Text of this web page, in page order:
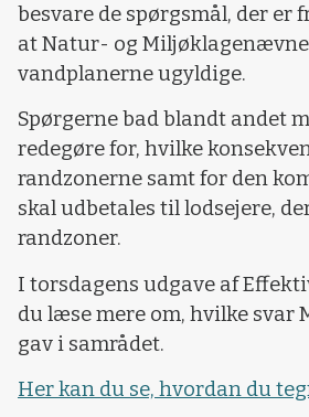
besvare de spørgsmål, der er
at Natur- og
vandplanerne ugyldige.
Spørgerne bad blandt andet
redegøre for, hvilke
randzonerne samt for den
skal udbetales til lodsejere,
randzoner.
I torsdagens udgave af
du læse mere om, hvilke svar
gav i samrådet.
Her kan du se, hvordan du